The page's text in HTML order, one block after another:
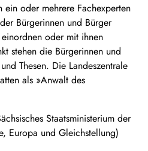
ein oder mehrere Fachexperten
Bürgerinnen und Bürger
oder mit ihnen
stehen die Bürgerinnen und
Thesen. Die Landeszentrale
als »Anwalt des
Staatsministerium der
Europa und Gleichstellung)